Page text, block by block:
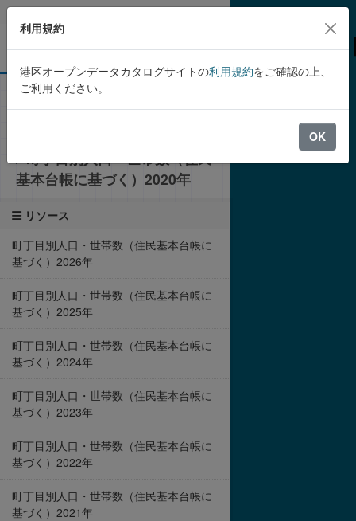
Skip to main content
組織
港区
港区の町丁目別人口・世帯数
町丁目別人口・世帯数（住民
基本台帳に基づく）2020年
リソース
町丁目別人口・世帯数（住民基本台帳に
基づく）2026年
町丁目別人口・世帯数（住民基本台帳に
基づく）2025年
町丁目別人口・世帯数（住民基本台帳に
基づく）2024年
町丁目別人口・世帯数（住民基本台帳に
基づく）2023年
町丁目別人口・世帯数（住民基本台帳に
基づく）2022年
町丁目別人口・世帯数（住民基本台帳に
基づく）2021年
利用規約
港区オープンデータカタログサイトの利用規約をご確認の上、
ご利用ください。
OK